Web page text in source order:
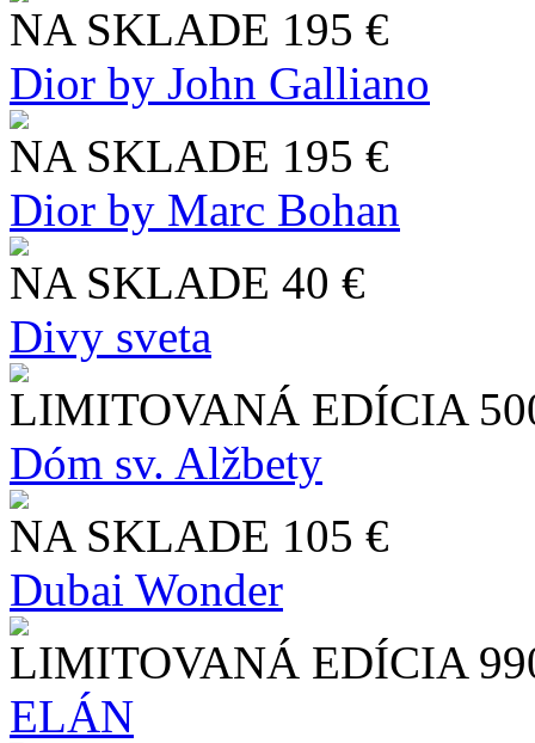
NA SKLADE 195 €
Dior by John Galliano
NA SKLADE 195 €
Dior by Marc Bohan
NA SKLADE 40 €
Divy sveta
LIMITOVANÁ EDÍCIA
Dóm sv. Alžbety
NA SKLADE 105 €
Dubai Wonder
LIMITOVANÁ EDÍCIA
ELÁN